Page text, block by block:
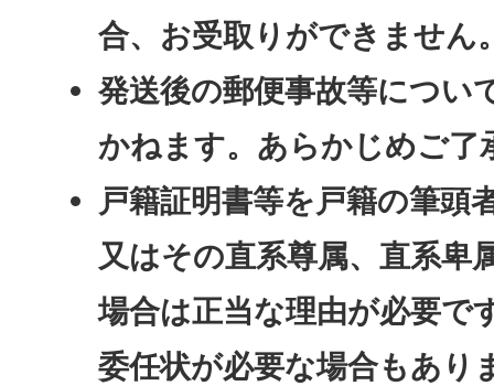
合、お受取りができません
発送後の郵便事故等につい
かねます。あらかじめご了
戸籍証明書等を戸籍の筆頭
又はその直系尊属、直系卑
場合は正当な理由が必要で
委任状が必要な場合もあり